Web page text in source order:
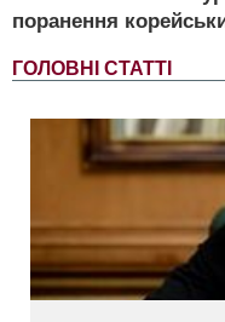
поранення
ГОЛОВНІ СТАТТІ